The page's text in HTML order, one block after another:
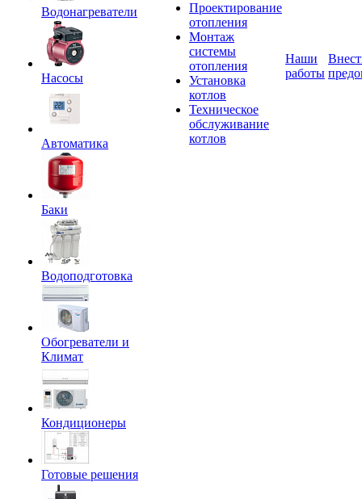
Водонагреватели
Насосы
Автоматика
Баки
Водоподготовка
Обогреватели и
Климат
Кондиционеры
Готовые решения
Проектирование
отопления
Монтаж
системы
отопления
Установка
котлов
Техническое
обслуживание
котлов
Наши
работы